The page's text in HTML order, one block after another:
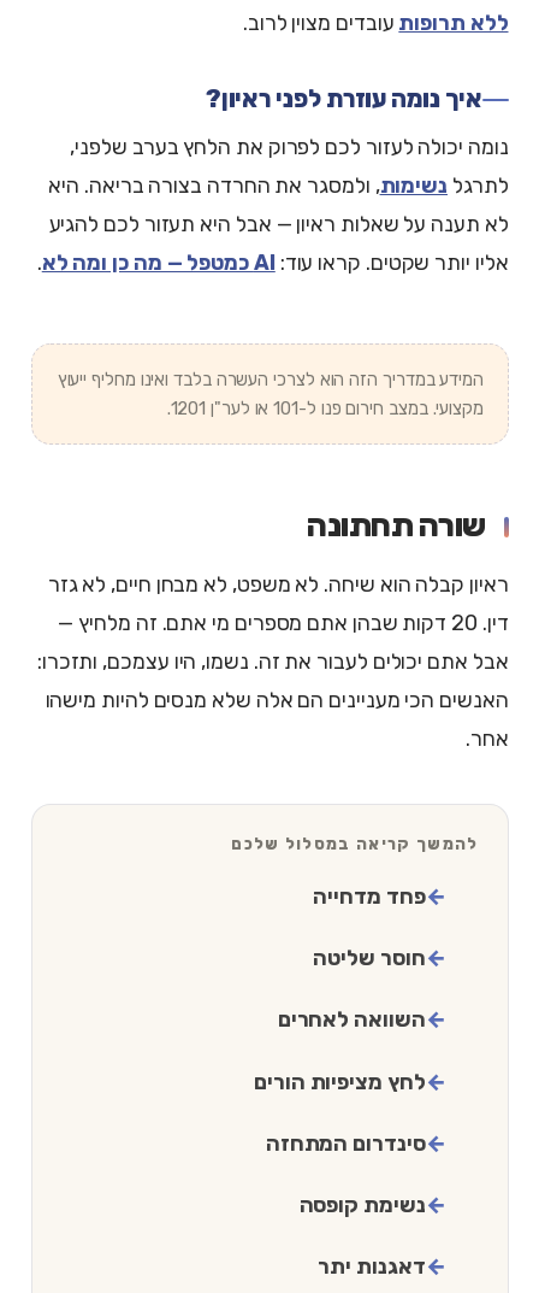
ללא תרופות עובדים מצוין לרוב.
איך נומה עוזרת לפני ראיון?
נומה יכולה לעזור לכם לפרוק את הלחץ בערב שלפני,
לתרגל נשימות, ולמסגר את החרדה בצורה בריאה. היא
לא תענה על שאלות ראיון — אבל היא תעזור לכם להגיע
אליו יותר שקטים. קראו עוד:AI כמטפל — מה כן ומה לא .
המידע במדריך הזה הוא לצרכי העשרה בלבד ואינו מחליף ייעוץ
מקצועי. במצב חירום פנו ל-101 או לער"ן 1201.
שורה תחתונה
ראיון קבלה הוא שיחה. לא משפט, לא מבחן חיים, לא גזר
דין. 20 דקות שבהן אתם מספרים מי אתם. זה מלחיץ —
אבל אתם יכולים לעבור את זה. נשמו, היו עצמכם, ותזכרו:
האנשים הכי מעניינים הם אלה שלא מנסים להיות מישהו
אחר.
להמשך קריאה במסלול שלכם
פחד מדחייה
חוסר שליטה
השוואה לאחרים
לחץ מציפיות הורים
סינדרום המתחזה
נשימת קופסה
דאגנות יתר